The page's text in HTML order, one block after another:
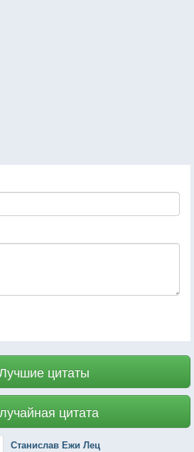
цитаты
цитата
Станислав Ежи Лец